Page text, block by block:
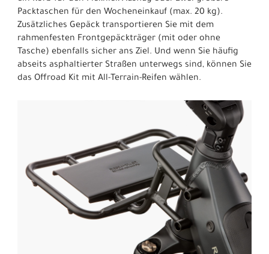
Packtaschen für den Wocheneinkauf (max. 20 kg).
Zusätzliches Gepäck transportieren Sie mit dem
rahmenfesten Frontgepäckträger (mit oder ohne
Tasche) ebenfalls sicher ans Ziel. Und wenn Sie häufig
abseits asphaltierter Straßen unterwegs sind, können Sie
das Offroad Kit mit All-Terrain-Reifen wählen.